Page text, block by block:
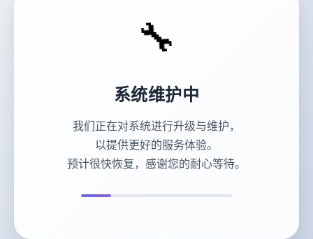
🔧
系统维护中
我们正在对系统进行升级与维护，
以提供更好的服务体验。
预计很快恢复，感谢您的耐心等待。